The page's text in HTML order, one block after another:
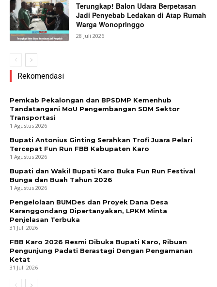
Terungkap! Balon Udara Berpetasan
Jadi Penyebab Ledakan di Atap Rumah
Warga Wonopringgo
28 Juli 2026
Rekomendasi
Pemkab Pekalongan dan BPSDMP Kemenhub
Tandatangani MoU Pengembangan SDM Sektor
Transportasi
1 Agustus 2026
Bupati Antonius Ginting Serahkan Trofi Juara Pelari
Tercepat Fun Run FBB Kabupaten Karo
1 Agustus 2026
Bupati dan Wakil Bupati Karo Buka Fun Run Festival
Bunga dan Buah Tahun 2026
1 Agustus 2026
Pengelolaan BUMDes dan Proyek Dana Desa
Karanggondang Dipertanyakan, LPKM Minta
Penjelasan Terbuka
31 Juli 2026
FBB Karo 2026 Resmi Dibuka Bupati Karo, Ribuan
Pengunjung Padati Berastagi Dengan Pengamanan
Ketat
31 Juli 2026